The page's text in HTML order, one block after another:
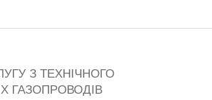
З ТЕХНІЧНОГО
ГАЗОПРОВОДІВ